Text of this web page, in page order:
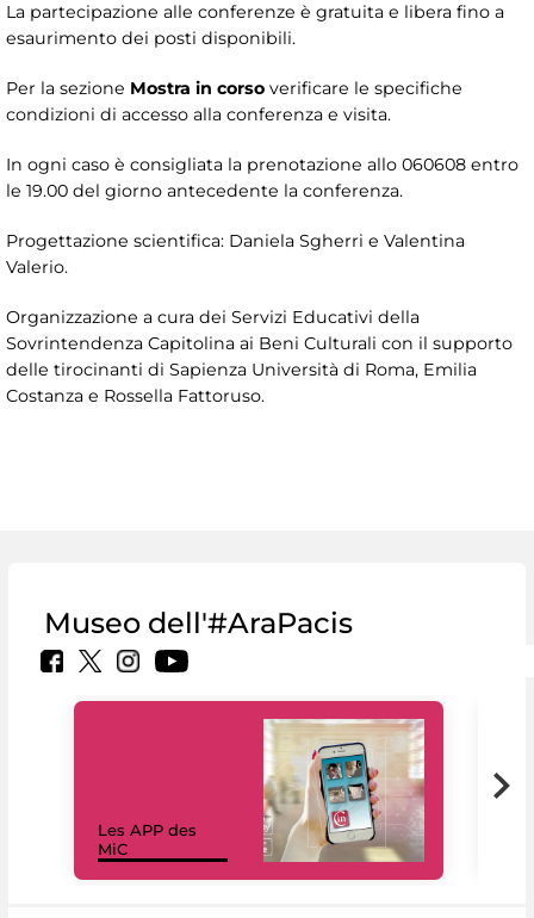
La partecipazione alle conferenze è gratuita e libera fino a
esaurimento dei posti disponibili.
Per la sezione Mostra in corso verificare le specifiche
condizioni di accesso alla conferenza e visita.
In ogni caso è consigliata la prenotazione allo 060608 entro
le 19.00 del giorno antecedente la conferenza.
Progettazione scientifica: Daniela Sgherri e Valentina
Valerio.
Organizzazione a cura dei Servizi Educativi della
Sovrintendenza Capitolina ai Beni Culturali con il supporto
delle tirocinanti di Sapienza Università di Roma, Emilia
Costanza e Rossella Fattoruso.
Museo dell'#AraPacis
Les APP des
MiC